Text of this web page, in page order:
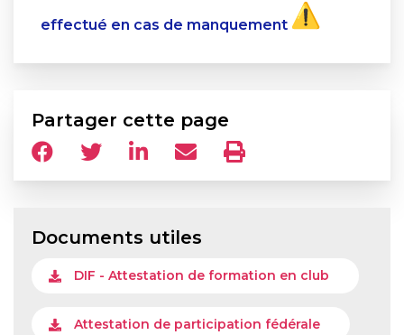
effectué en cas de manquement
Partager cette page
Documents utiles
DIF - Attestation de formation en club
Attestation de participation fédérale